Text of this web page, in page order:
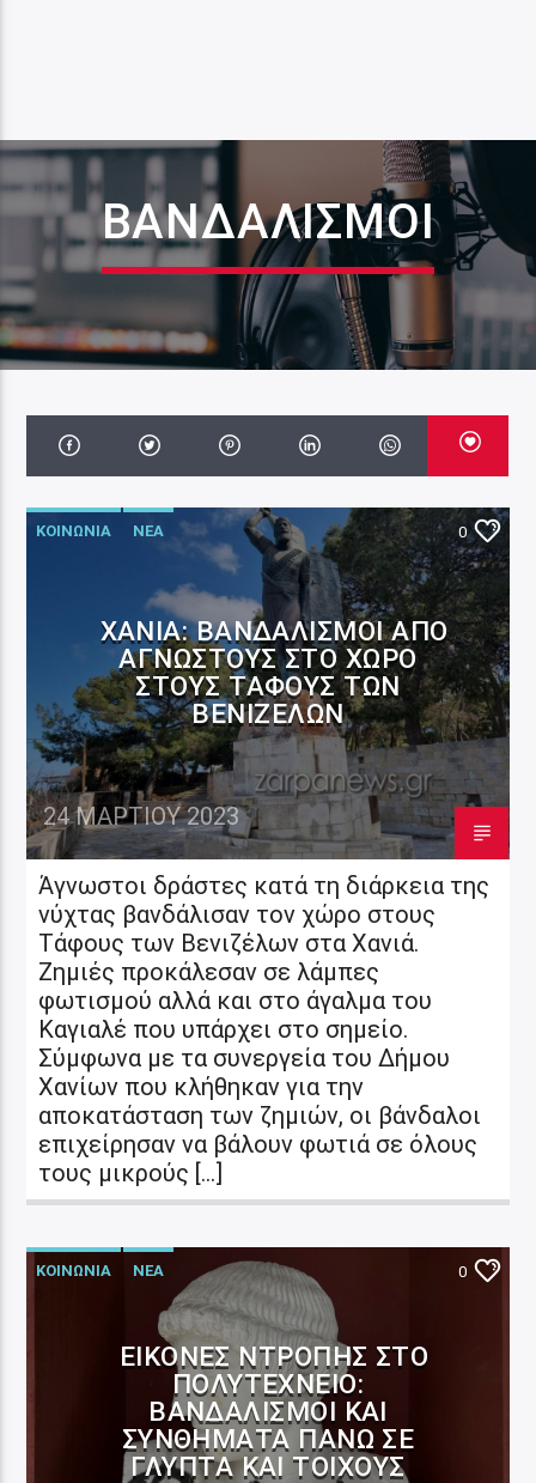
ΒΑΝΔΑΛΙΣΜΟΙ
ΚΟΙΝΩΝΙΑ ΝΕΑ 0
ΧΑΝΙΆ: ΒΑΝΔΑΛΙΣΜΟΊ ΑΠΌ
ΑΓΝΏΣΤΟΥΣ ΣΤΟ ΧΏΡΟ
ΣΤΟΥΣ ΤΆΦΟΥΣ ΤΩΝ
ΒΕΝΙΖΈΛΩΝ
24 ΜΑΡΤΊΟΥ 2023
Άγνωστοι δράστες κατά τη διάρκεια της
νύχτας βανδάλισαν τον χώρο στους
Τάφους των Βενιζέλων στα Χανιά.
Ζημιές προκάλεσαν σε λάμπες
φωτισμού αλλά και στο άγαλμα του
Καγιαλέ που υπάρχει στο σημείο.
Σύμφωνα με τα συνεργεία του Δήμου
Χανίων που κλήθηκαν για την
αποκατάσταση των ζημιών, οι βάνδαλοι
επιχείρησαν να βάλουν φωτιά σε όλους
τους μικρούς […]
ΚΟΙΝΩΝΙΑ ΝΕΑ 0
ΕΙΚΌΝΕΣ ΝΤΡΟΠΉΣ ΣΤΟ
ΠΟΛΥΤΕΧΝΕΊΟ:
ΒΑΝΔΑΛΙΣΜΟΊ ΚΑΙ
ΣΥΝΘΉΜΑΤΑ ΠΆΝΩ ΣΕ
ΓΛΥΠΤΆ ΚΑΙ ΤΟΊΧΟΥΣ